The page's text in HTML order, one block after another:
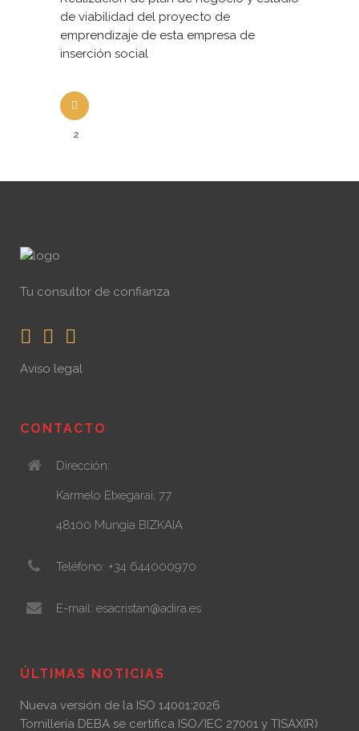
de viabilidad del proyecto de
emprendizaje de esta empresa de
inserción social
2
Tu consultor de confianza
Aviso legal
CONTACTO
Dirección:
Karmelo Etxegarai, 77
48100 Mungia BIZKAIA
Teléfono: +34 644000970
E-mail: esacristan@adira.es
ÚLTIMAS NOTICIAS
Nueva versión de la ISO 14001:2026
Tornillería DEBA se certifica ISO/IEC 27001 y TISAX(R)